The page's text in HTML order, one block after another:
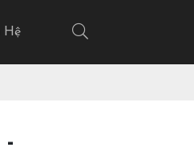
Hệ
-